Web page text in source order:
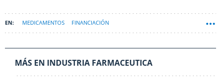
MEDICAMENTOS FINANCIACIÓN
MÁS EN INDUSTRIA FARMACEUTICA